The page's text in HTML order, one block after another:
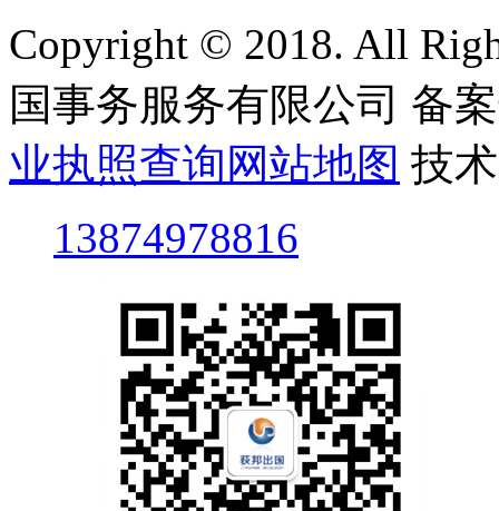
Copyright © 2018. All
国事务服务有限公司 备
业执照查询 网站地图 技
13874978816